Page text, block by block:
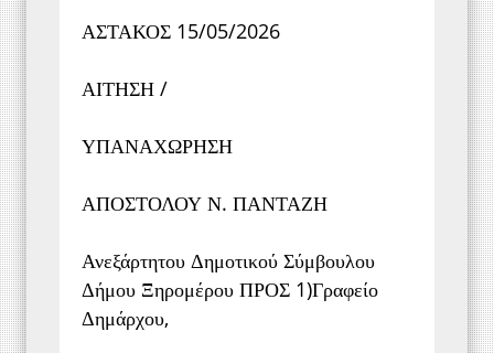
ΑΣΤΑΚΟΣ 15/05/2026
ΑΙΤΗΣΗ /
ΥΠΑΝΑΧΩΡΗΣΗ
ΑΠΟΣΤΟΛΟΥ Ν. ΠΑΝΤΑΖΗ
Ανεξάρτητου Δημοτικού Σύμβουλου
Δήμου Ξηρομέρου ΠΡΟΣ 1)Γραφείο
Δημάρχου,